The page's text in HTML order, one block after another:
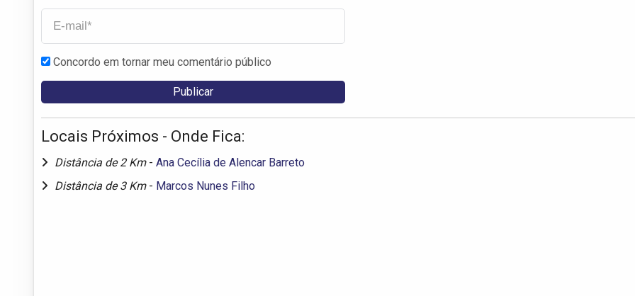
Concordo em tornar meu comentário público
Locais Próximos - Onde Fica:
Distância de 2 Km - Ana Cecília de Alencar Barreto
Distância de 3 Km - Marcos Nunes Filho